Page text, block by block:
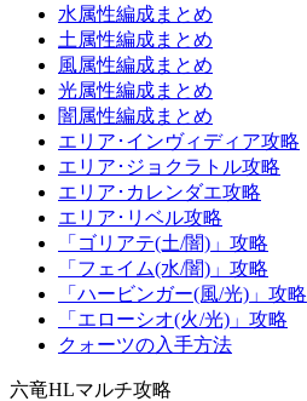
水属性編成まとめ
土属性編成まとめ
風属性編成まとめ
光属性編成まとめ
闇属性編成まとめ
エリア･インヴィディア攻略
エリア･ジョクラトル攻略
エリア･カレンダエ攻略
エリア･リベル攻略
「ゴリアテ(土/闇)」攻略
「フェイム(水/闇)」攻略
「ハービンガー(風/光)」攻略
「エローシオ(火/光)」攻略
クォーツの入手方法
六竜HLマルチ攻略